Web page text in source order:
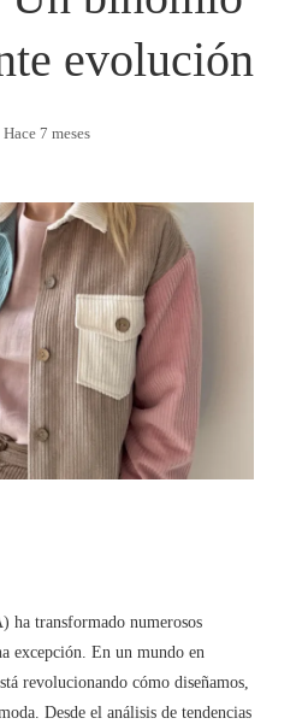
evolución
Hace 7 meses
transformado numerosos
excepción. En un mundo en
revolucionando cómo diseñamos,
Desde el análisis de tendencias